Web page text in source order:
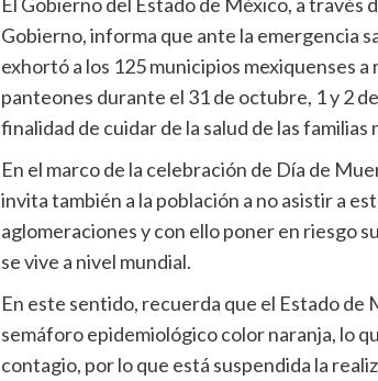
Gobierno, informa que ante la emergencia
exhortó a los 125 municipios mexiquenses
panteones durante el 31 de octubre, 1 y 2
finalidad de cuidar de la salud de las familias
En el marco de la celebración de Día de
invita también a la población a no asistir a
aglomeraciones y con ello poner en riesgo
se vive a nivel mundial.
En este sentido, recuerda que el Estado de
semáforo epidemiológico color naranja, lo
contagio, por lo que está suspendida la